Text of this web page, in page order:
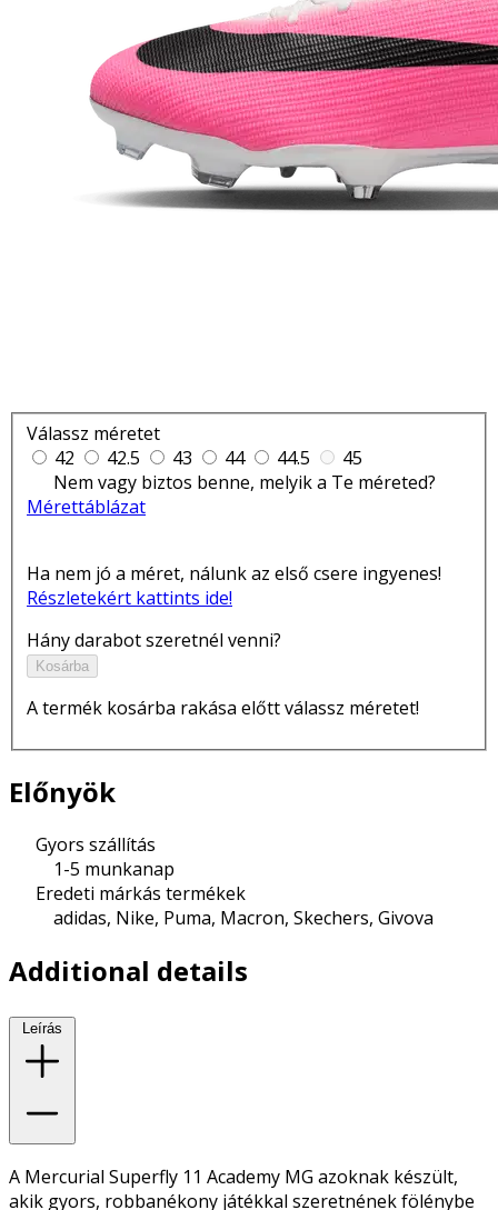
Válassz méretet
42
42.5 43 44 44.5
45
Nem vagy biztos benne, melyik a Te méreted?
Mérettáblázat
Ha nem jó a méret, nálunk az első csere ingyenes!
Részletekért kattints ide!
Hány darabot szeretnél venni?
Kosárba
A termék kosárba rakása előtt válassz méretet!
Előnyök
Gyors szállítás
1-5 munkanap
Eredeti márkás termékek
adidas, Nike, Puma, Macron, Skechers, Givova
Additional details
Leírás
A Mercurial Superfly 11 Academy MG azoknak készült,
akik gyors, robbanékony játékkal szeretnének fölénybe